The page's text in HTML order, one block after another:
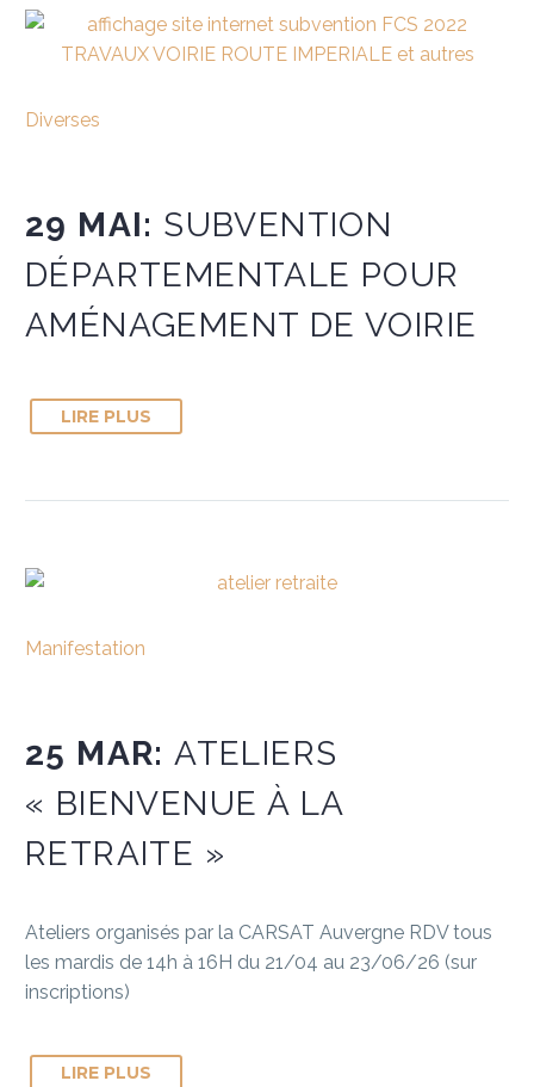
Diverses
29 MAI: SUBVENTION
DÉPARTEMENTALE POUR
AMÉNAGEMENT DE VOIRIE
LIRE PLUS
Manifestation
25 MAR:ATELIERS
« BIENVENUE À LA
RETRAITE »
Ateliers organisés par la CARSAT Auvergne RDV tous
les mardis de 14h à 16H du 21/04 au 23/06/26 (sur
inscriptions)
LIRE PLUS